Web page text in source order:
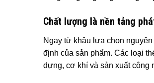
Chất lượng là nền tảng
Ngay từ khâu lựa chọn
định của sản phẩm. Các loại
dựng, cơ khí và sản xuất công